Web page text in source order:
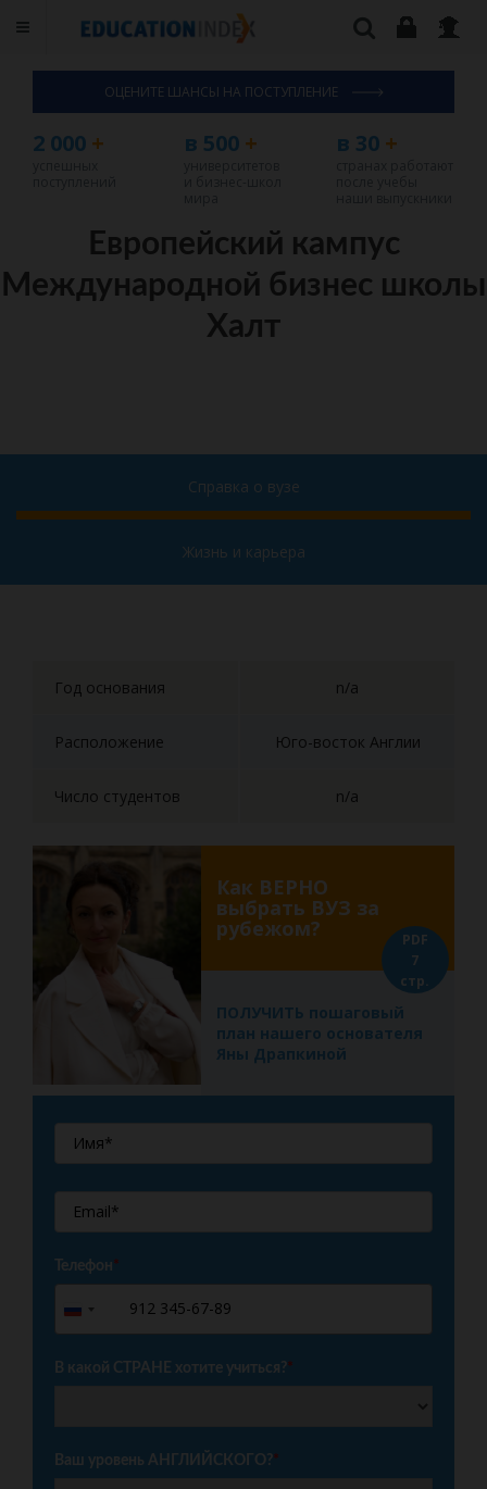
ОЦЕНИТЕ ШАНСЫ НА ПОСТУПЛЕНИЕ
2 000 + в 500 + в 30+
Европейский кампус
Международной бизнес школы
Халт
Справка о вузе
Жизнь и карьера
Год основания n/a
Расположение Юго-восток Англии
Число студентов n/a
Как ВЕРНО
выбрать ВУЗ за
рубежом?
ПОЛУЧИТЬ пошаговый
план нашего основателя
Яны Драпкиной
PDF
7
стр.
Телефон*
Russia
+7
В какой СТРАНЕ хотите учиться?*
Ваш уровень АНГЛИЙСКОГО?*